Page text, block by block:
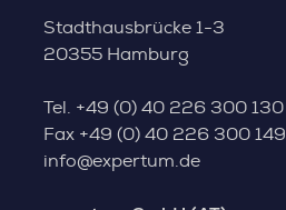
Stadthausbrücke 1-3
20355 Hamburg
Tel. +49 (0) 40 226 300 130
Fax +49 (0) 40 226 300 149
info@expertum.de